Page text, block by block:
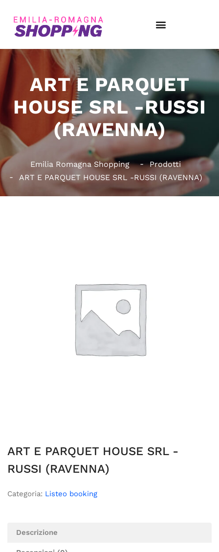
ART E PARQUET
HOUSE SRL -RUSSI
(RAVENNA)
Emilia Romagna Shopping
Prodotti
ART E PARQUET HOUSE SRL -RUSSI (RAVENNA)
ART E PARQUET HOUSE SRL -
RUSSI (RAVENNA)
Categoria: Listeo booking
Descrizione